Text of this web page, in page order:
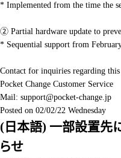
* Implemented from the time the
② Partial hardware update to
* Sequential support from
Contact for inquiries regarding
Pocket Change Customer Service
Mail: support@pocket-change.jp
Posted on 02/02/22 Wednesday
(日本語) 一部設置先
らせ